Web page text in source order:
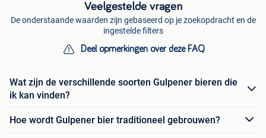
Veelgestelde vragen
De onderstaande waarden zijn gebaseerd op je zoekopdracht en de
ingestelde filters
Deel opmerkingen over deze FAQ
Wat zijn de verschillende soorten Gulpener bieren die
ik kan vinden?
Hoe wordt Gulpener bier traditioneel gebrouwen?